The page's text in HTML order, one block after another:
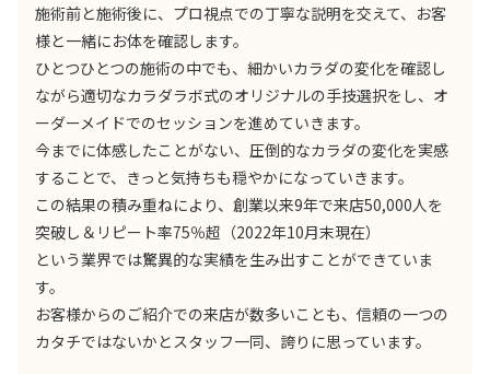
施術前と施術後に、プロ視点での丁寧な説明を交えて、お客
様と一緒にお体を確認します。
ひとつひとつの施術の中でも、細かいカラダの変化を確認し
ながら適切なカラダラボ式のオリジナルの手技選択をし、オ
ーダーメイドでのセッションを進めていきます。
今までに体感したことがない、圧倒的なカラダの変化を実感
することで、きっと気持ちも穏やかになっていきます。
この結果の積み重ねにより、創業以来9年で来店50,000人を
突破し＆リピート率75％超（2022年10月末現在）
という業界では驚異的な実績を生み出すことができていま
す。
お客様からのご紹介での来店が数多いことも、信頼の一つの
カタチではないかとスタッフ一同、誇りに思っています。